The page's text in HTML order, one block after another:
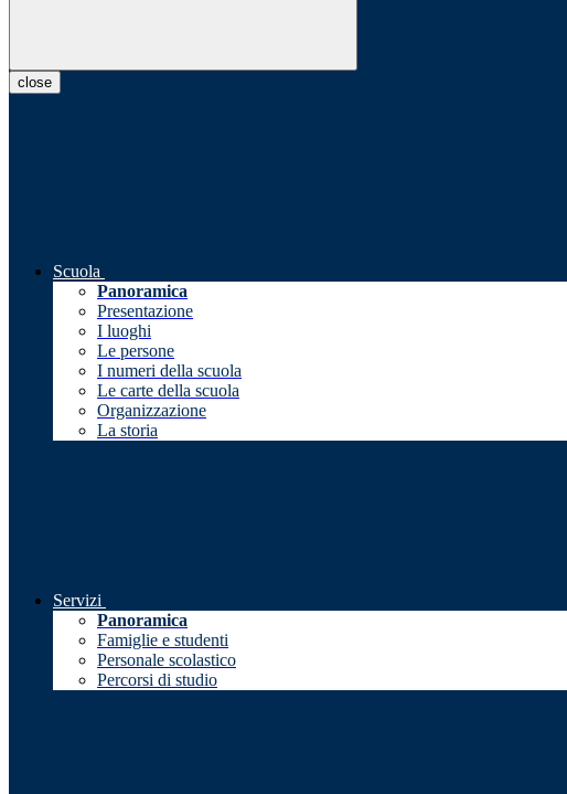
close
Scuola
Panoramica
Presentazione
I luoghi
Le persone
I numeri della scuola
Le carte della scuola
Organizzazione
La storia
Servizi
Panoramica
Famiglie e studenti
Personale scolastico
Percorsi di studio